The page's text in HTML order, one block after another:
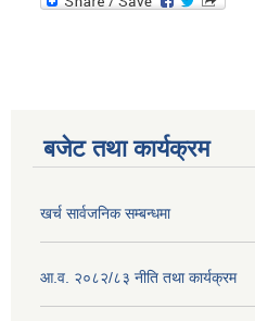
बजेट तथा कार्यक्रम
खर्च सार्वजनिक सम्बन्धमा
आ.व. २०८२/८३ नीति तथा कार्यक्रम